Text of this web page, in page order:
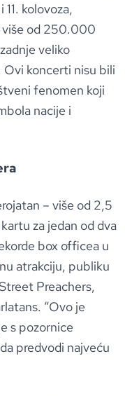
kolovoza,
više od 250.000
veliko
koncerti nisu bili
fenomen koji
nacije i
– više od 2,5
za jedan od dva
box officea u
atrakciju, publiku
Preachers,
“Ovo je
s pozornice
predvodi najveću